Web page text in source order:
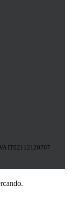
IT02112120767